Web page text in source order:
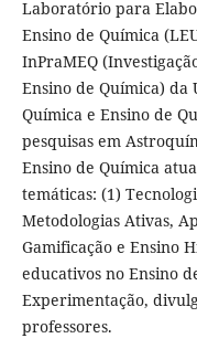
Laboratório para
Ensino de Química
InPraMEQ
Ensino de Química) da
Química e Ensino de
pesquisas em
Ensino de Química
temáticas: (1)
Metodologias Ativas,
Gamificação e Ensino
educativos no Ensino
Experimentação,
professores.